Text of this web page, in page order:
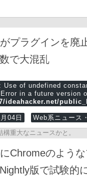
プラグインを廃
で大混乱
: Use of undefined
in a future version
ideahacker.net/
04日
Web系ニュース
重大なニュースかと。
Chromeのよう
版で試験的